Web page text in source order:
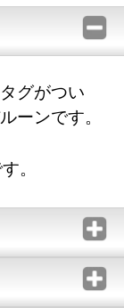
グがつい
ーンです。
。